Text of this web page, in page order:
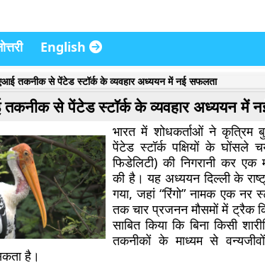
English
तकनीक से पेंटेड स्टॉर्क के व्यवहार अध्ययन में नई सफलता
से पेंटेड स्टॉर्क के व्यवहार अध्ययन में
भारत में शोधकर्ताओं ने कृत्रिम
पेंटेड स्टॉर्क पक्षियों के घोंसले
फिडेलिटी) की निगरानी कर एक
की है। यह अध्ययन दिल्ली के
गया, जहां “रिंगो” नामक एक नर
तक चार प्रजनन मौसमों में ट्रैक
साबित किया कि बिना किसी
तकनीकों के माध्यम से
है।